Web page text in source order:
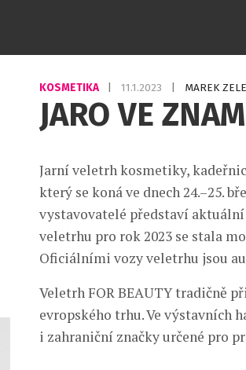
KOSMETIKA 11.1.2023 MAREK
JARO VE
Jarní veletrh kosmetiky,
který se koná ve dnech 24.–25.
vystavovatelé představí aktuální
veletrhu pro rok 2023 se stala
Oficiálními vozy veletrhu jsou
Veletrh FOR BEAUTY tradičně
evropského trhu. Ve výstavních
i zahraniční značky určené pro